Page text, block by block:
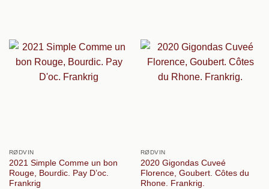
RØDVIN
2021 Simple Comme un bon
Rouge, Bourdic. Pay D’oc.
Frankrig
RØDVIN
2020 Gigondas Cuveé
Florence, Goubert. Côtes du
Rhone. Frankrig.